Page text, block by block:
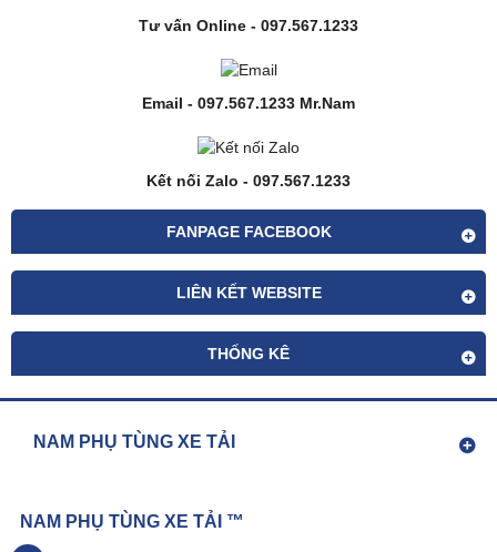
Tư vấn Online - 097.567.1233
Email - 097.567.1233 Mr.Nam
Kết nối Zalo - 097.567.1233
FANPAGE FACEBOOK
LIÊN KẾT WEBSITE
THỐNG KÊ
NAM PHỤ TÙNG XE TẢI
NAM PHỤ TÙNG XE TẢI ™